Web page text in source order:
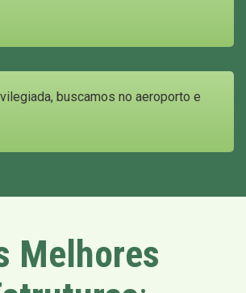
buscamos no aeroporto e
Melhores